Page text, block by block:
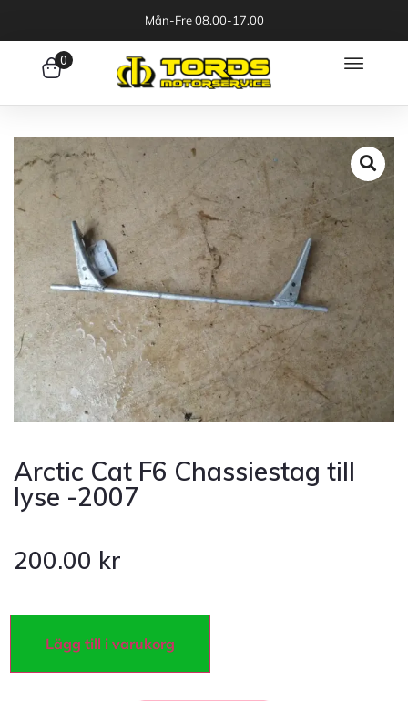
Mån-Fre 08.00-17.00
0
Arctic Cat F6 Chassiestag till
lyse -2007
200.00 kr
Lägg till i varukorg